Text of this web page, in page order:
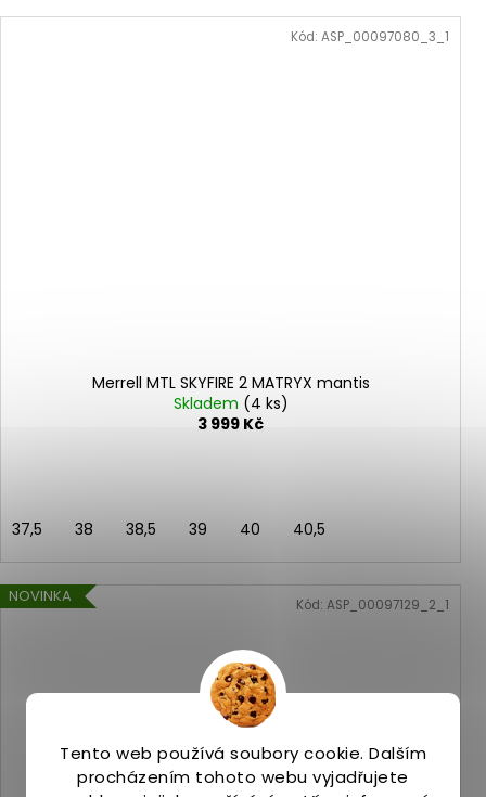
Tento web používá soubory cookie. Dalším
procházením tohoto webu vyjadřujete
Merrell MTL SKYFIRE 2 MATRYX mantis
Skladem (4 ks)
3 999 Kč
37,5 38 38,5 39 40 40,5
Kód: ASP_00097080_3_1
NOVINKA Kód: ASP_00097129_2_1